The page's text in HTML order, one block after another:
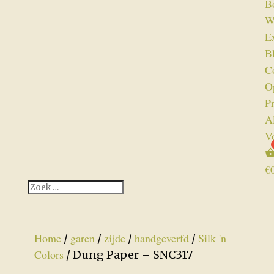
€
Home/ garen/zijde/handgeverfd/ Silk 'n
Colors / Dung Paper – SNC317